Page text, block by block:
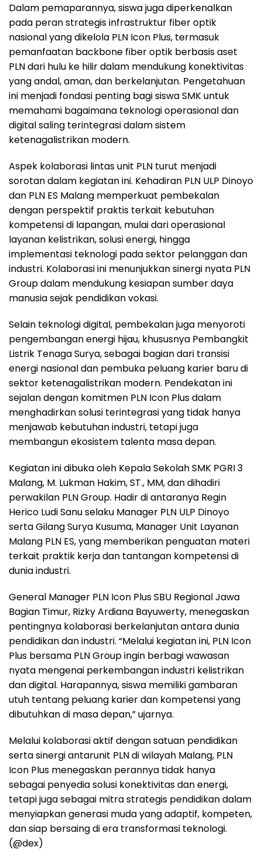
Dalam pemaparannya, siswa juga diperkenalkan
pada peran strategis infrastruktur fiber optik
nasional yang dikelola PLN Icon Plus, termasuk
pemanfaatan backbone fiber optik berbasis aset
PLN dari hulu ke hilir dalam mendukung konektivitas
yang andal, aman, dan berkelanjutan. Pengetahuan
ini menjadi fondasi penting bagi siswa SMK untuk
memahami bagaimana teknologi operasional dan
digital saling terintegrasi dalam sistem
ketenagalistrikan modern.
Aspek kolaborasi lintas unit PLN turut menjadi
sorotan dalam kegiatan ini. Kehadiran PLN ULP Dinoyo
dan PLN ES Malang memperkuat pembekalan
dengan perspektif praktis terkait kebutuhan
kompetensi di lapangan, mulai dari operasional
layanan kelistrikan, solusi energi, hingga
implementasi teknologi pada sektor pelanggan dan
industri. Kolaborasi ini menunjukkan sinergi nyata PLN
Group dalam mendukung kesiapan sumber daya
manusia sejak pendidikan vokasi.
Selain teknologi digital, pembekalan juga menyoroti
pengembangan energi hijau, khususnya Pembangkit
Listrik Tenaga Surya, sebagai bagian dari transisi
energi nasional dan pembuka peluang karier baru di
sektor ketenagalistrikan modern. Pendekatan ini
sejalan dengan komitmen PLN Icon Plus dalam
menghadirkan solusi terintegrasi yang tidak hanya
menjawab kebutuhan industri, tetapi juga
membangun ekosistem talenta masa depan.
Kegiatan ini dibuka oleh Kepala Sekolah SMK PGRI 3
Malang, M. Lukman Hakim, ST., MM, dan dihadiri
perwakilan PLN Group. Hadir di antaranya Regin
Herico Ludi Sanu selaku Manager PLN ULP Dinoyo
serta Gilang Surya Kusuma, Manager Unit Layanan
Malang PLN ES, yang memberikan penguatan materi
terkait praktik kerja dan tantangan kompetensi di
dunia industri.
General Manager PLN Icon Plus SBU Regional Jawa
Bagian Timur, Rizky Ardiana Bayuwerty, menegaskan
pentingnya kolaborasi berkelanjutan antara dunia
pendidikan dan industri. “Melalui kegiatan ini, PLN Icon
Plus bersama PLN Group ingin berbagi wawasan
nyata mengenai perkembangan industri kelistrikan
dan digital. Harapannya, siswa memiliki gambaran
utuh tentang peluang karier dan kompetensi yang
dibutuhkan di masa depan,” ujarnya.
Melalui kolaborasi aktif dengan satuan pendidikan
serta sinergi antarunit PLN di wilayah Malang, PLN
Icon Plus menegaskan perannya tidak hanya
sebagai penyedia solusi konektivitas dan energi,
tetapi juga sebagai mitra strategis pendidikan dalam
menyiapkan generasi muda yang adaptif, kompeten,
dan siap bersaing di era transformasi teknologi.
(@dex)